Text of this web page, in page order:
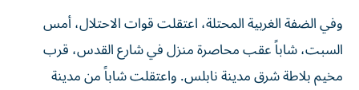
وفي الضفة الغربية المحتلة، اعتقلت قوات الاحتلال، أمس
السبت، شاباً عقب محاصرة منزل في شارع القدس، قرب
مخيم بلاطة شرق مدينة نابلس. واعتقلت شاباً من مدينة